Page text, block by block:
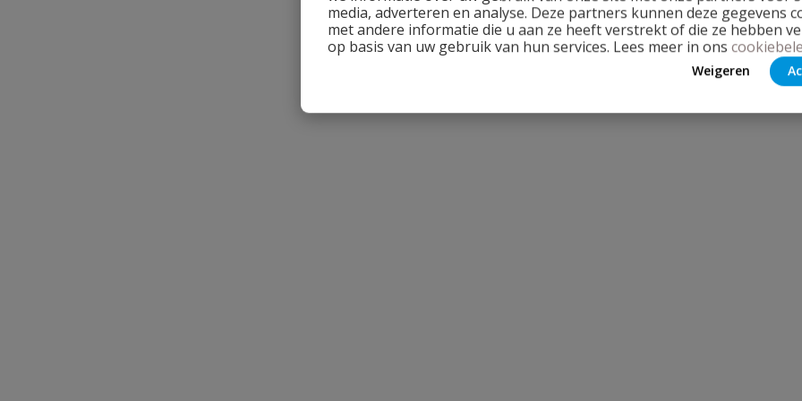
media, adverteren en analyse. Deze partners kunnen deze gegevens
met andere informatie die u aan ze heeft verstrekt of die ze hebben
op basis van uw gebruik van hun services. Lees meer in ons
Weigeren